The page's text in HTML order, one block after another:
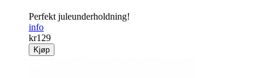
Perfekt jule­underholdning!
info
kr129
Kjøp